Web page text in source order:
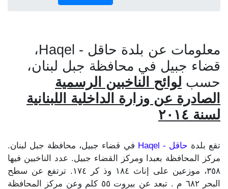
معلومات عن بلدة حاقل - Haqel،
قضاء جبيل في محافظة جبل لبنان،
حسب لوائح الناخبين الرسمية
الصادرة عن وزارة الداخلية اللبنانية
لسنة ٢٠١٤
تقع بلدة حاقل - Haqel
في قضاء جبيل، محافظة جبل لبنان.
مركز المحافظة بعبدا ومركز القضاء جبيل. عدد الناخبين فيها
٣٥٨، موزعين على إناث ١٨٤ وذ كر ١٧٤. ترتفع عن سطح
البحر ٦٨٢ م . تبعد عن بيروت ٥٥ كلم وعن مركز المحافظة